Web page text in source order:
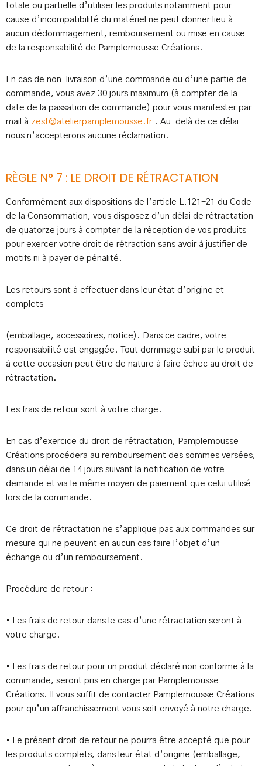
totale ou partielle d’utiliser les produits notamment pour
cause d’incompatibilité du matériel ne peut donner lieu à
aucun dédommagement, remboursement ou mise en cause
de la responsabilité de Pamplemousse Créations.
En cas de non-livraison d’une commande ou d’une partie de
commande, vous avez 30 jours maximum (à compter de la
date de la passation de commande) pour vous manifester par
mail à zest@atelierpamplemousse.fr. Au-delà de ce délai
nous n’accepterons aucune réclamation.
RÈGLE N° 7 : LE DROIT DE RÉTRACTATION
Conformément aux dispositions de l’article L.121-21 du Code
de la Consommation, vous disposez d’un délai de rétractation
de quatorze jours à compter de la réception de vos produits
pour exercer votre droit de rétraction sans avoir à justifier de
motifs ni à payer de pénalité.
Les retours sont à effectuer dans leur état d’origine et
complets
(emballage, accessoires, notice). Dans ce cadre, votre
responsabilité est engagée. Tout dommage subi par le produit
à cette occasion peut être de nature à faire échec au droit de
rétractation.
Les frais de retour sont à votre charge.
En cas d’exercice du droit de rétractation, Pamplemousse
Créations procédera au remboursement des sommes versées,
dans un délai de 14 jours suivant la notification de votre
demande et via le même moyen de paiement que celui utilisé
lors de la commande.
Ce droit de rétractation ne s’applique pas aux commandes sur
mesure qui ne peuvent en aucun cas faire l’objet d’un
échange ou d’un remboursement.
Procédure de retour :
• Les frais de retour dans le cas d’une rétractation seront à
votre charge.
• Les frais de retour pour un produit déclaré non conforme à la
commande, seront pris en charge par Pamplemousse
Créations. Il vous suffit de contacter Pamplemousse Créations
pour qu’un affranchissement vous soit envoyé à notre charge.
• Le présent droit de retour ne pourra être accepté que pour
les produits complets, dans leur état d’origine (emballage,